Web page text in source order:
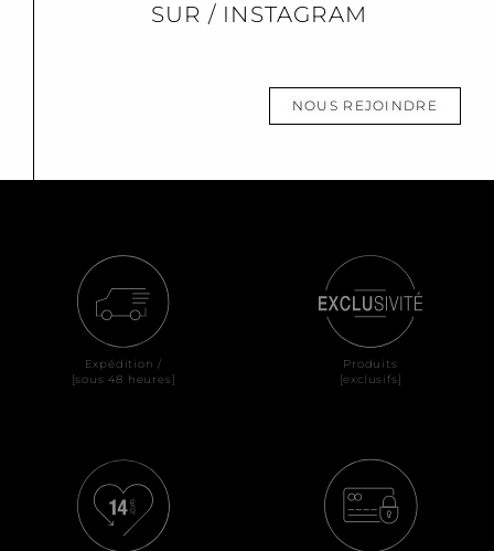
SUR / INSTAGRAM
NOUS REJOINDRE
Expédition /
[sous 48 heures]
Produits
[exclusifs]